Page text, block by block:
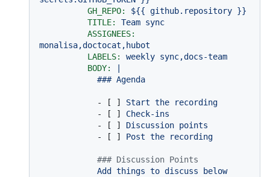
GH_REPO:
${{ github.repository }}
TITLE:
Team sync
ASSIGNEES:
monalisa,doctocat,hubot
LABELS:
weekly sync,docs-team
BODY:
- [ ] Start the
recording
-
[ ] Check-ins
-
[ ] Discussion points
-
[ ] Post the recording
### Discussion Points
Add
things to discuss below